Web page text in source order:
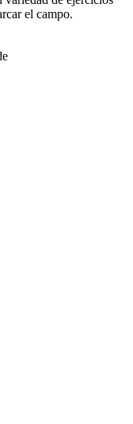
el campo.